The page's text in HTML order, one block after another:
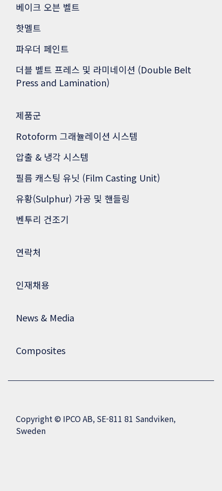
베이크 오븐 벨트
핫멜트
파우더 페인트
더블 벨트 프레스 및 라미네이션 (Double Belt
Press and Lamination)
제품군
Rotoform 그래뉼레이션 시스템
압출 & 냉각 시스템
필름 캐스팅 유닛 (Film Casting Unit)
유황(Sulphur) 가공 및 핸들링
벤투리 건조기
연락처
인재채용
News & Media
Composites
Copyright © IPCO AB, SE-811 81 Sandviken,
Sweden